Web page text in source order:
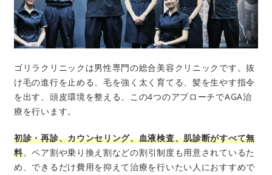
ゴリラクリニックは男性専門の総合美容クリニックです。抜
け毛の進行を止める、毛を強く太く育てる、髪を生やす指令
を出す、頭皮環境を整える、この4つのアプローチでAGA治
療を行います。
初診・再診、カウンセリング、血液検査、肌診断がすべて無
料。ペア割や乗り換え割などの割引制度も用意されているた
め、できるだけ費用を抑えて治療を行いたい人におすすめで